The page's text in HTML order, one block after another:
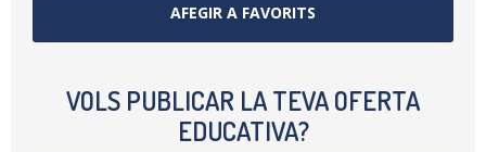
AFEGIR A FAVORITS
VOLS PUBLICAR LA TEVA OFERTA
EDUCATIVA?